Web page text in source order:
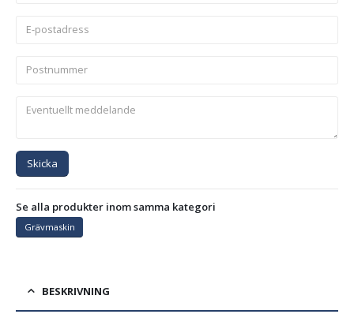
Skicka
Se alla produkter inom samma kategori
Grävmaskin
BESKRIVNING